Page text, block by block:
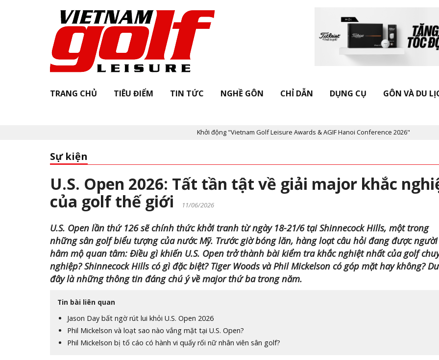
TRANG CHỦ TIÊU ĐIỂM TIN TỨC NGHỀ GÔN CHỈ DẪN DỤNG CỤ GÔN VÀ DU
Khởi động "Vietnam Golf Leisure Awards & AGIF Hanoi Conference 2026" Kỷ niệm 20
Sự kiện
U.S. Open 2026: Tất tần tật về giải major khắc
của golf thế giới
11/06/2026
U.S. Open lần thứ 126 sẽ chính thức khởi tranh từ ngày 18-21/6 tại Shinnecock Hills, một trong
những sân golf biểu tượng của nước Mỹ. Trước giờ bóng lăn, hàng loạt câu hỏi đang được người
hâm mộ quan tâm: Điều gì khiến U.S. Open trở thành bài kiểm tra khắc nghiệt nhất của golf
nghiệp? Shinnecock Hills có gì đặc biệt? Tiger Woods và Phil Mickelson có góp mặt hay không?
đây là những thông tin đáng chú ý về major thứ ba trong năm.
Tin bài liên quan
Jason Day bất ngờ rút lui khỏi U.S. Open 2026
Phil Mickelson và loạt sao nào vắng mặt tại U.S. Open?
Phil Mickelson bị tố cáo có hành vi quấy rối nữ nhân viên sân golf?